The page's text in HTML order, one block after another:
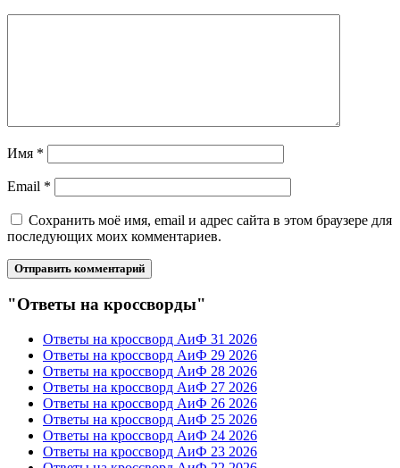
Имя *
Email *
Сохранить моё имя, email и адрес сайта в этом браузере для
последующих моих комментариев.
"Ответы на кроссворды"
Ответы на кроссворд АиФ 31 2026
Ответы на кроссворд АиФ 29 2026
Ответы на кроссворд АиФ 28 2026
Ответы на кроссворд АиФ 27 2026
Ответы на кроссворд АиФ 26 2026
Ответы на кроссворд АиФ 25 2026
Ответы на кроссворд АиФ 24 2026
Ответы на кроссворд АиФ 23 2026